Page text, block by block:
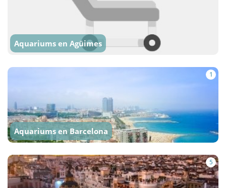
Aquariums en Agüimes
1
Aquariums en Barcelona
5